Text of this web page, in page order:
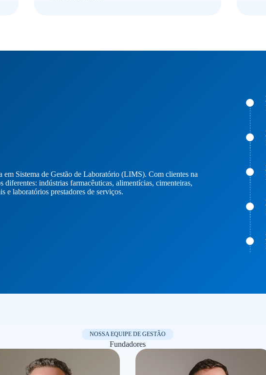
em Sistema de Gestão de Laboratório (LIMS). Com clientes na
diferentes: indústrias farmacêuticas, alimentícias, cimenteiras,
e laboratórios prestadores de serviços.
NOSSA EQUIPE DE GESTÃO
Fundadores